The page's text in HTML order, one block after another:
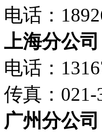
电话：
上海分公司
电话：
传真：021-
广州分公司